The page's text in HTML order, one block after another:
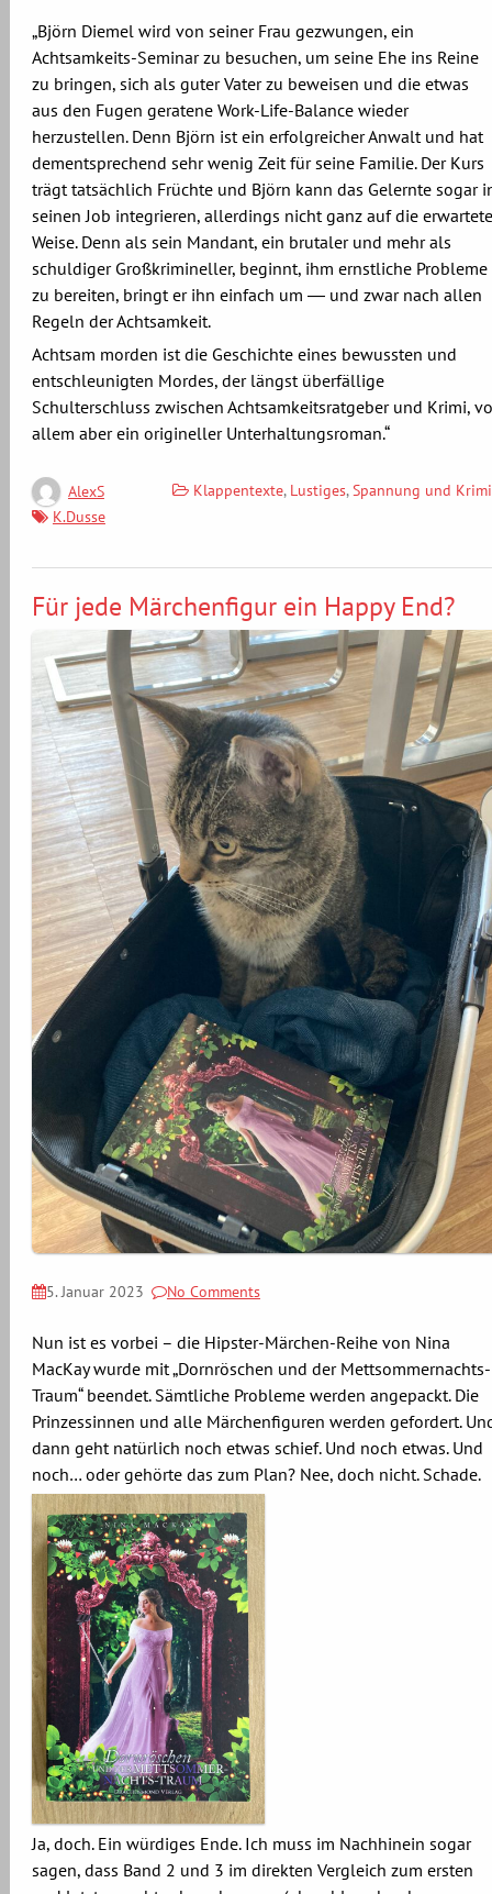
„Björn Diemel wird von seiner Frau gezwungen, ein
Achtsamkeits-Seminar zu besuchen, um seine Ehe ins Reine
zu bringen, sich als guter Vater zu beweisen und die etwas
aus den Fugen geratene Work-Life-Balance wieder
herzustellen. Denn Björn ist ein erfolgreicher Anwalt und hat
dementsprechend sehr wenig Zeit für seine Familie. Der Kurs
trägt tatsächlich Früchte und Björn kann das Gelernte sogar
seinen Job integrieren, allerdings nicht ganz auf die erwartete
Weise. Denn als sein Mandant, ein brutaler und mehr als
schuldiger Großkrimineller, beginnt, ihm ernstliche Probleme
zu bereiten, bringt er ihn einfach um ― und zwar nach allen
Regeln der Achtsamkeit.
Achtsam morden ist die Geschichte eines bewussten und
entschleunigten Mordes, der längst überfällige
Schulterschluss zwischen Achtsamkeitsratgeber und Krimi,
allem aber ein origineller Unterhaltungsroman.“
AlexS Klappentexte, Lustiges,Spannung und Krimi
K.Dusse
Für jede Märchenfigur ein Happy End?
5. Januar 2023 No Comments
Nun ist es vorbei – die Hipster-Märchen-Reihe von Nina
MacKay wurde mit „Dornröschen und der Mettsommernachts-
Traum“ beendet. Sämtliche Probleme werden angepackt. Die
Prinzessinnen und alle Märchenfiguren werden gefordert.
dann geht natürlich noch etwas schief. Und noch etwas. Und
noch… oder gehörte das zum Plan? Nee, doch nicht. Schade.
Ja, doch. Ein würdiges Ende. Ich muss im Nachhinein sogar
sagen, dass Band 2 und 3 im direkten Vergleich zum ersten